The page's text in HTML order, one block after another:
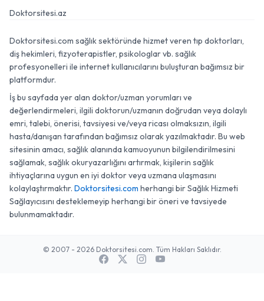
Doktorsitesi.az
Doktorsitesi.com sağlık sektöründe hizmet veren tıp doktorları,
diş hekimleri, fizyoterapistler, psikologlar vb. sağlık
profesyonelleri ile internet kullanıcılarını buluşturan bağımsız bir
platformdur.
İş bu sayfada yer alan doktor/uzman yorumları ve
değerlendirmeleri, ilgili doktorun/uzmanın doğrudan veya dolaylı
emri, talebi, önerisi, tavsiyesi ve/veya ricası olmaksızın, ilgili
hasta/danışan tarafından bağımsız olarak yazılmaktadır. Bu web
sitesinin amacı, sağlık alanında kamuoyunun bilgilendirilmesini
sağlamak, sağlık okuryazarlığını artırmak, kişilerin sağlık
ihtiyaçlarına uygun en iyi doktor veya uzmana ulaşmasını
kolaylaştırmaktır. Doktorsitesi.com herhangi bir Sağlık Hizmeti
Sağlayıcısını desteklemeyip herhangi bir öneri ve tavsiyede
bulunmamaktadır.
© 2007 - 2026 Doktorsitesi.com. Tüm Hakları Saklıdır.